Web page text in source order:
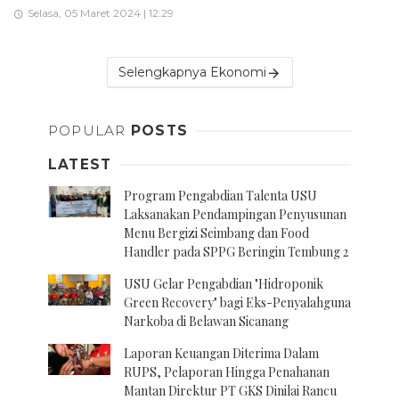
Selasa, 05 Maret 2024 | 12:29
Selengkapnya Ekonomi
POPULAR POSTS
LATEST
Program Pengabdian Talenta USU
Laksanakan Pendampingan Penyusunan
Menu Bergizi Seimbang dan Food
Handler pada SPPG Beringin Tembung 2
USU Gelar Pengabdian "Hidroponik
Green Recovery" bagi Eks-Penyalahguna
Narkoba di Belawan Sicanang
Laporan Keuangan Diterima Dalam
RUPS, Pelaporan Hingga Penahanan
Mantan Direktur PT GKS Dinilai Rancu